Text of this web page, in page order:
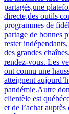
partagés,une
directe,des outils
programmes de
partage de bonnes
rester
des grandes
rendez-vous. Les
ont connu une
atteignent
pandémie.Autre
clientèle est
et de l’achat